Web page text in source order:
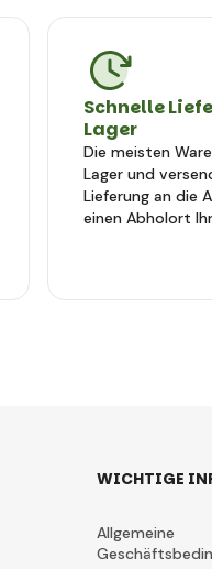
Schnelle
Lager
Die meisten
Lager und
Lieferung an die
einen Abholort
WICHTIGE
Allgemeine